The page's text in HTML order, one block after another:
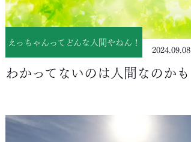
えっちゃんってどんな人間やねん！
2024.09.08
わかってないのは人間なのかも